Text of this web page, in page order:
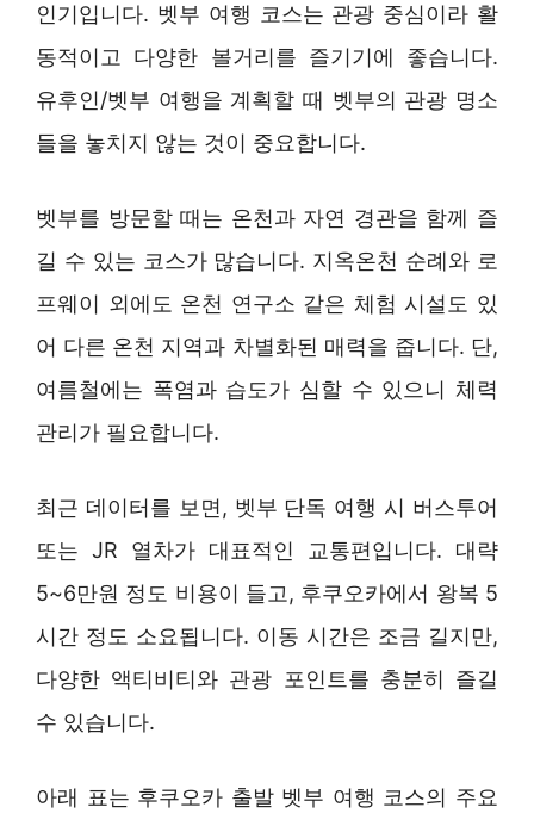
인기입니다. 벳부 여행 코스는 관광 중심이라 활
동적이고 다양한 볼거리를 즐기기에 좋습니다.
유후인/벳부 여행을 계획할 때 벳부의 관광 명소
들을 놓치지 않는 것이 중요합니다.
벳부를 방문할 때는 온천과 자연 경관을 함께 즐
길 수 있는 코스가 많습니다. 지옥온천 순례와 로
프웨이 외에도 온천 연구소 같은 체험 시설도 있
어 다른 온천 지역과 차별화된 매력을 줍니다. 단,
여름철에는 폭염과 습도가 심할 수 있으니 체력
관리가 필요합니다.
최근 데이터를 보면, 벳부 단독 여행 시 버스투어
또는 JR 열차가 대표적인 교통편입니다. 대략
5~6만원 정도 비용이 들고, 후쿠오카에서 왕복 5
시간 정도 소요됩니다. 이동 시간은 조금 길지만,
다양한 액티비티와 관광 포인트를 충분히 즐길
수 있습니다.
아래 표는 후쿠오카 출발 벳부 여행 코스의 주요